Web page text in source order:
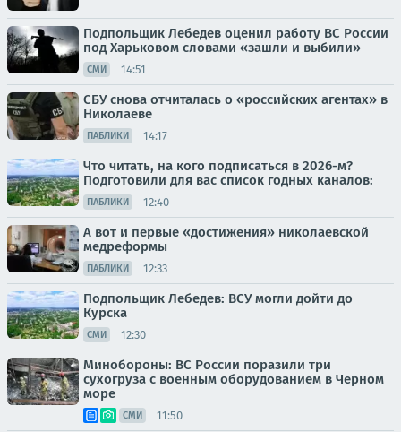
Подпольщик Лебедев оценил работу ВС России
под Харьковом словами «зашли и выбили»
СМИ 14:51
СБУ снова отчиталась о «российских агентах» в
Николаеве
ПАБЛИКИ 14:17
Что читать, на кого подписаться в 2026-м?
Подготовили для вас список годных каналов:
ПАБЛИКИ 12:40
А вот и первые «достижения» николаевской
медреформы
ПАБЛИКИ 12:33
Подпольщик Лебедев: ВСУ могли дойти до
Курска
СМИ 12:30
Минобороны: ВС России поразили три
сухогруза с военным оборудованием в Черном
море
СМИ 11:50